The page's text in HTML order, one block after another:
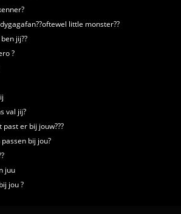
little monster??
jij??
?
val jij?
er bij jouw???
bij jou?
juu
jou ?